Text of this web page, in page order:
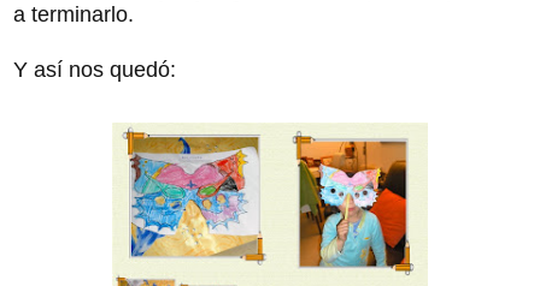
a terminarlo.
Y así nos quedó: